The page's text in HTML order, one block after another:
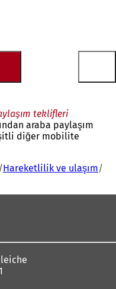
teklifleri
araba paylaşım
diğer mobilite
Hareketlilik ve ulaşım